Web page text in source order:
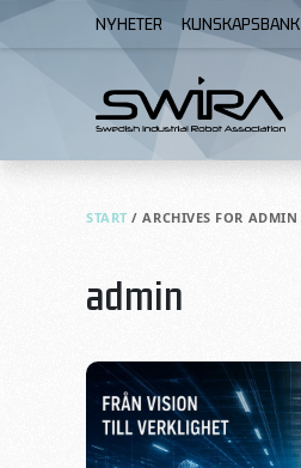
Skip to content
NYHETER KUNSKAPSBANK
START / ARCHIVES FOR ADMIN
admin